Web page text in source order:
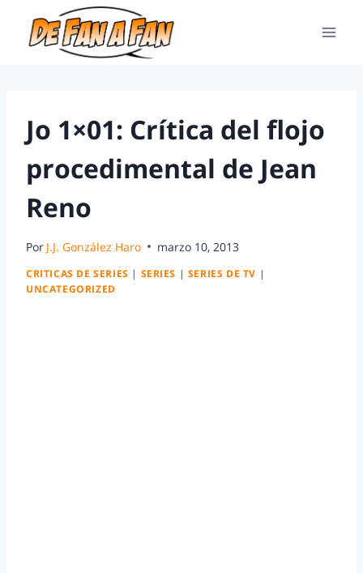
Jo 1×01: Crítica del flojo
procedimental de Jean
Reno
Por J.J. González Haro marzo 10, 2013
CRITICAS DE SERIES | SERIES | SERIES DE TV |
UNCATEGORIZED